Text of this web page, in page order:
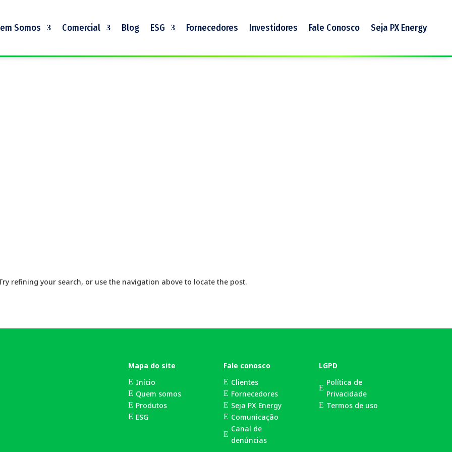
Somos Comercial Blog ESG Fornecedores Investidores Fale Conosco Seja PX Energy
refining your search, or use the navigation above to locate the post.
Mapa do site
E Início
E Quem somos
E Produtos
E ESG
Fale conosco
E Clientes
E Fornecedores
E Seja PX Energy
E Comunicação
E
Canal de
denúncias
LGPD
E
Política de
Privacidade
E Termos de uso